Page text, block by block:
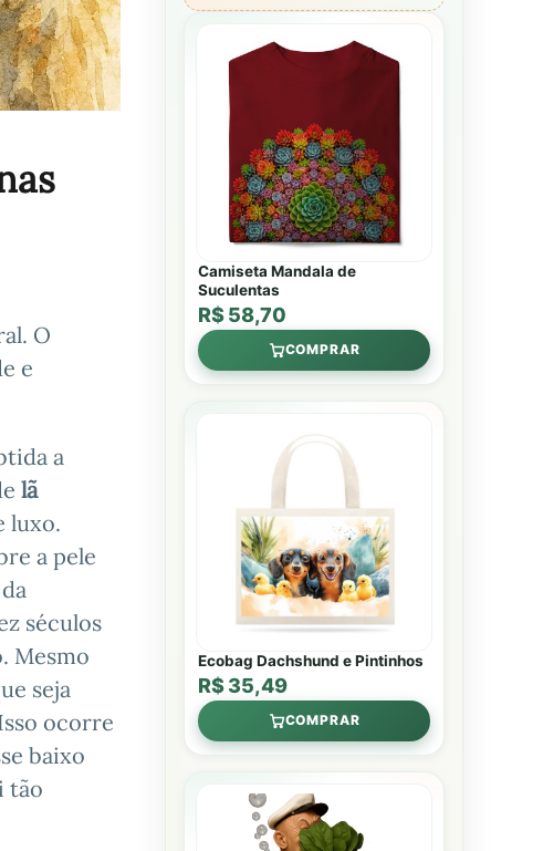
O
e
a
lã
luxo.
a pele
séculos
Mesmo
seja
ocorre
baixo
tão
Camiseta Mandala de
Suculentas
R$ 58,70
COMPRAR
Ecobag Dachshund e Pintinhos
R$ 35,49
COMPRAR